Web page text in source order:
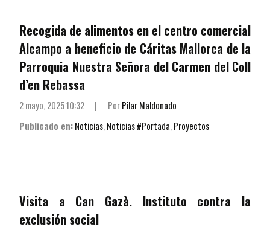
Recogida de alimentos en el centro comercial
Alcampo a beneficio de Cáritas Mallorca de la
Parroquia Nuestra Señora del Carmen del Coll
d’en Rebassa
2 mayo, 2025 10:32 | PorPilar Maldonado
Publicado en:Noticias,Noticias #Portada,Proyectos
Visita a Can Gazà. Instituto contra la
exclusión social